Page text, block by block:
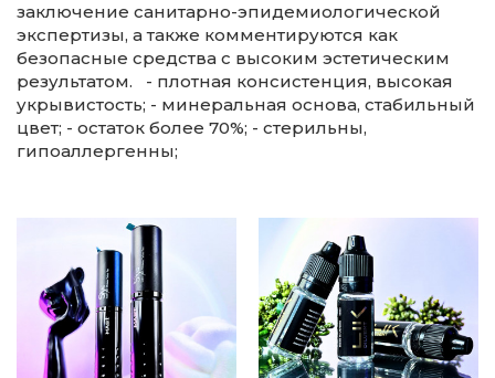
заключение санитарно-эпидемиологической
экспертизы, а также комментируются как
безопасные средства с высоким эстетическим
результатом. - плотная консистенция, высокая
укрывистость; - минеральная основа, стабильный
цвет; - остаток более 70%; - стерильны,
гипоаллергенны;